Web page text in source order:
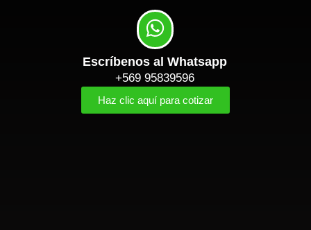
Escríbenos al Whatsapp
+569 95839596
Haz clic aquí para cotizar